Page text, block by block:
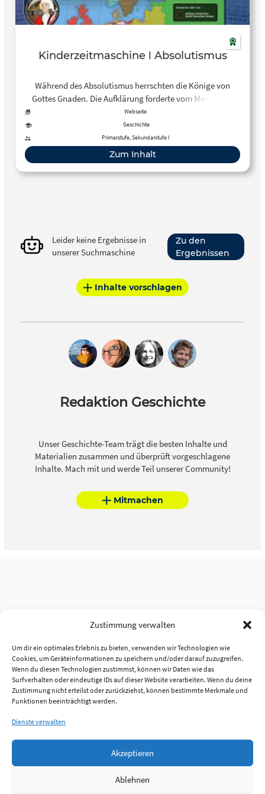
Zustimmung verwalten
Um dir ein optimales Erlebnis zu bieten, verwenden wir Technologien wie
Cookies, um Geräteinformationen zu speichern und/oder darauf zuzugreifen.
Wenn du diesen Technologien zustimmst, können wir Daten wie das
Surfverhalten oder eindeutige IDs auf dieser Website verarbeiten. Wenn du deine
Zustimmung nicht erteilst oder zurückziehst, können bestimmte Merkmale und
Funktionen beeinträchtigt werden.
Dienste verwalten
Akzeptieren
Ablehnen
Kinderzeitmaschine ǀ Absolutismus
Während des Absolutismus herrschten die Könige von
Gottes Gnaden. Die Aufklärung forderte vom Menschen,
seinen Verstand einzusetzen und brachte die Menschen auf
den Weg in die Demokratie.
Webseite
Geschichte
Primarstufe, Sekundarstufe I
Zum Inhalt
Leider keine Ergebnisse in
unserer Suchmaschine
Zu den
Ergebnissen
Inhalte vorschlagen
Redaktion Geschichte
Unser Geschichte-Team trägt die besten Inhalte und
Materialien zusammen und überprüft vorgeschlagene
Inhalte. Mach mit und werde Teil unserer Community!
Mitmachen